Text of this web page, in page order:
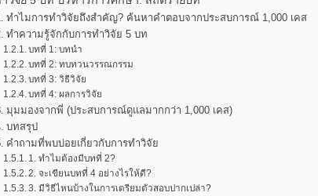
ทำไมการทำวิจัยถึงสำคัญ? ค้นหาคำตอบจากประสบการณ์ 1,000 เคส
ทำความรู้จักกับการทำวิจัย 5 บท
บทที่ 1: บทนำ
บทที่ 2: ทบทวนวรรณกรรม
บทที่ 3: วิธีวิจัย
บทที่ 4: ผลการวิจัย
มุมมองจากพี่ (ประสบการณ์ดูแลมากกว่า 1,000 เคส)
บทสรุป
คำถามที่พบบ่อยเกี่ยวกับการทำวิจัย
1. ทำไมต้องมีบทที่ 2?
2. จะเขียนบทที่ 4 อย่างไรให้ดี?
3. มีวิธีไหนบ้างในการเตรียมตัวสอบปากเปล่า?